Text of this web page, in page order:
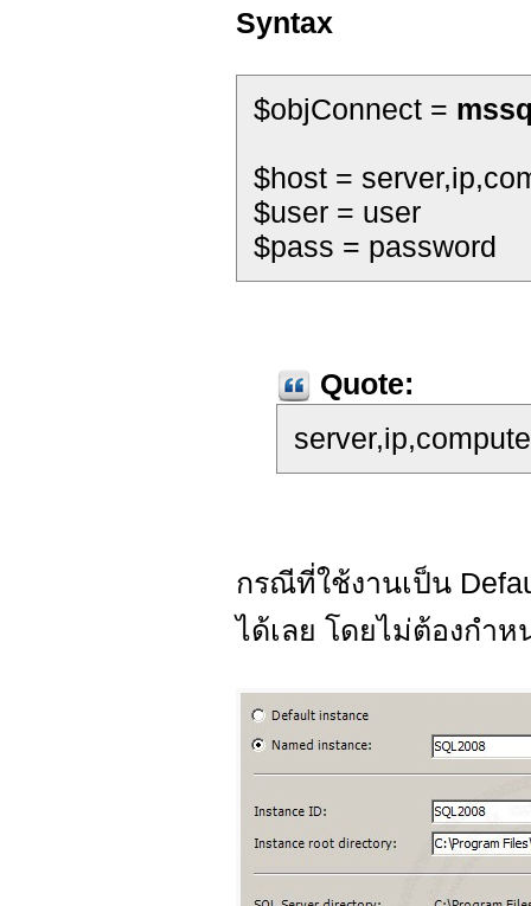
Syntax
$objConnect =
$host =
$user = user
$pass = password
Quote:
กรณีที่ใช้งานเป็น
ได้เลย โดยไม่ต้องกำ